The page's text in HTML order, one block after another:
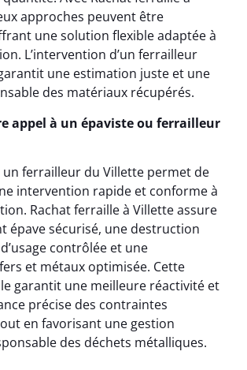
approches peuvent être
une solution flexible adaptée à
L’intervention d’un ferrailleur
une estimation juste et une
des matériaux récupérés.
appel à un épaviste ou ferrailleur
un ferrailleur du Villette permet de
intervention rapide et conforme à
Rachat ferraille à Villette assure
épave sécurisé, une destruction
contrôlée et une
et métaux optimisée. Cette
garantit une meilleure réactivité et
précise des contraintes
en favorisant une gestion
des déchets métalliques.